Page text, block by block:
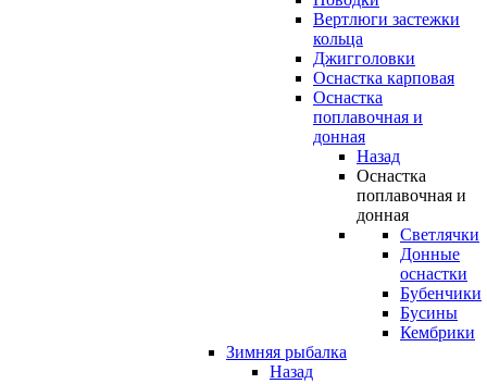
Вертлюги застежки
кольца
Джигголовки
Оснастка карповая
Оснастка
поплавочная и
донная
Назад
Оснастка
поплавочная и
донная
Светлячки
Донные
оснастки
Бубенчики
Бусины
Кембрики
Зимняя рыбалка
Назад